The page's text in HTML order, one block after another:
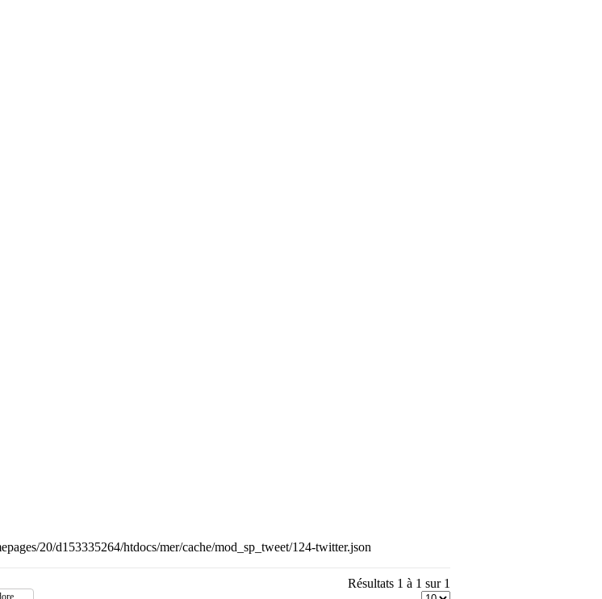
20/d153335264/htdocs/mer/cache/mod_sp_tweet/124-twitter.json
Résultats 1 à 1 sur 1